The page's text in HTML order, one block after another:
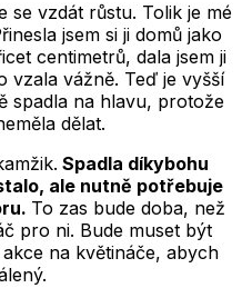
se vzdát růstu. Tolik je mé
jsem si ji domů jako
centimetrů, dala jsem ji
vzala vážně. Teď je vyšší
spadla na hlavu, protože
dělat.
Spadla díkybohu
ale nutně potřebuje
To zas bude doba, než
pro ni. Bude muset být
na květináče, abych